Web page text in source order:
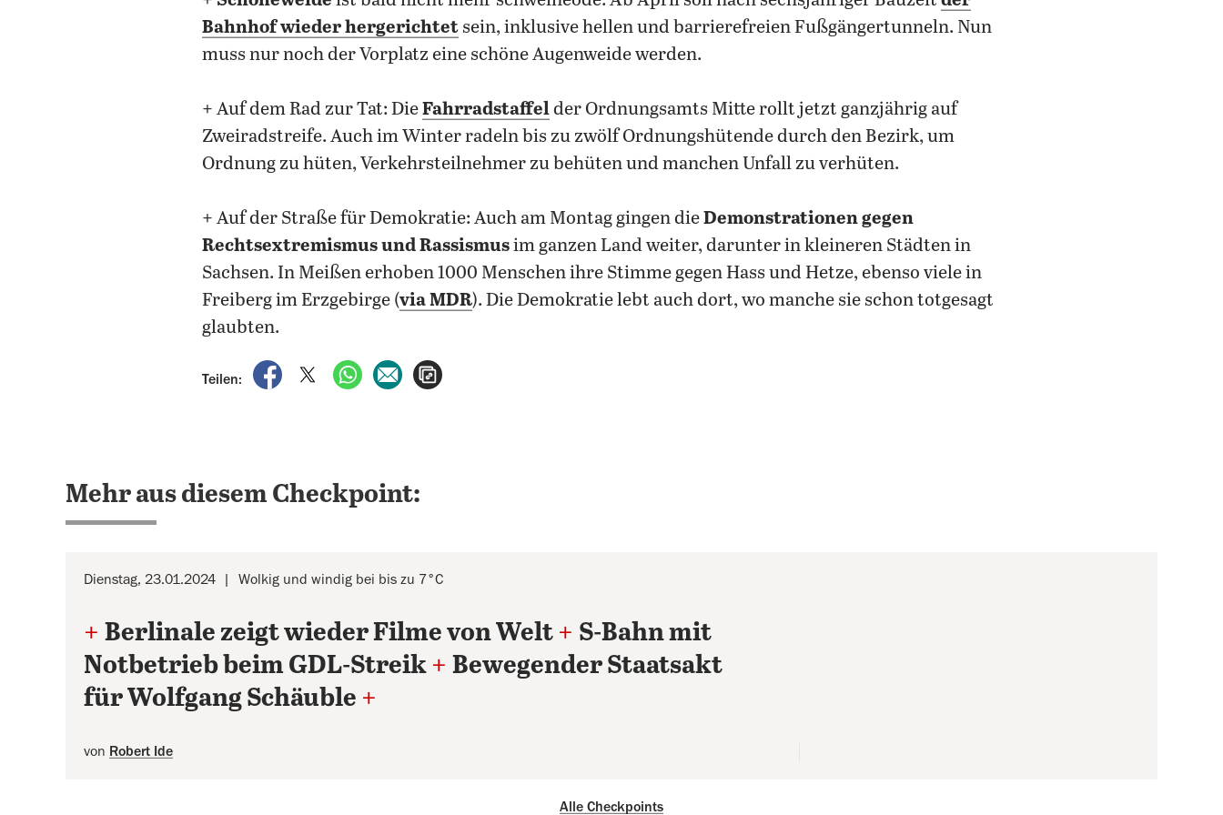
Bahnhof wieder hergerichtet sein, inklusive hellen und barrierefreien Fußgängertunneln. Nun
muss nur noch der Vorplatz eine schöne Augenweide werden.
+ Auf dem Rad zur Tat: DieFahrradstaffelder Ordnungsamts Mitte rollt jetzt ganzjährig auf
Zweiradstreife. Auch im Winter radeln bis zu zwölf Ordnungshütende durch den Bezirk, um
Ordnung zu hüten, Verkehrsteilnehmer zu behüten und manchen Unfall zu verhüten.
+ Auf der Straße für Demokratie: Auch am Montag gingen dieDemonstrationen gegen
Rechtsextremismus und Rassismusim ganzen Land weiter, darunter in kleineren Städten in
Sachsen. In Meißen erhoben 1000 Menschen ihre Stimme gegen Hass und Hetze, ebenso viele in
Freiberg im Erzgebirge (via MDR). Die Demokratie lebt auch dort, wo manche sie schon totgesagt
glaubten.
Teilen:
auf Facebook teilen
auf X teilenper WhatsApp teilen
per E-Mail teilen
Mehr aus diesem Checkpoint:
Dienstag, 23.01.2024 Wolkig und windig bei bis zu 7°C
+ Berlinale zeigt wieder Filme von Welt + S-Bahn mit
Notbetrieb beim GDL-Streik + Bewegender Staatsakt
für Wolfgang Schäuble +
von Robert Ide
Alle Checkpoints